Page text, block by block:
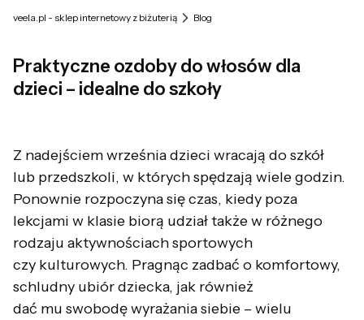
veela.pl - sklep internetowy z biżuterią Blog
Praktyczne ozdoby do włosów dla
dzieci – idealne do szkoły
Z nadejściem września dzieci wracają do szkół
lub przedszkoli, w których spędzają wiele godzin.
Ponownie rozpoczyna się czas, kiedy poza
lekcjami w klasie biorą udział także w różnego
rodzaju aktywnościach sportowych
czy kulturowych. Pragnąc zadbać o komfortowy,
schludny ubiór dziecka, jak również
dać mu swobodę wyrażania siebie – wielu